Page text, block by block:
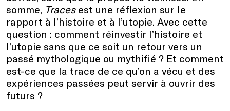
somme, Tracesest une réflexion sur le
rapport à l’histoire et à l’utopie. Avec cette
question : comment réinvestir l’histoire et
l’utopie sans que ce soit un retour vers un
passé mythologique ou mythifié ? Et comment
est-ce que la trace de ce qu’on a vécu et des
expériences passées peut servir à ouvrir des
futurs ?